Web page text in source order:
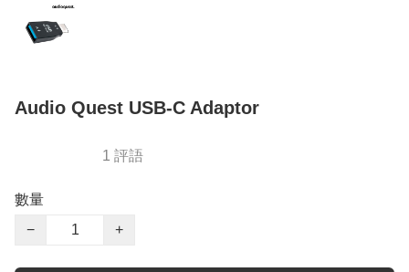
Audio Quest USB-C Adaptor
1 評語
數量
−
+